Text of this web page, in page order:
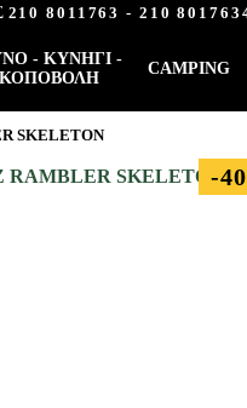
210 8011763 - 210
- ΚΥΝΉΓΙ -
CAMPING
SKELETON
-